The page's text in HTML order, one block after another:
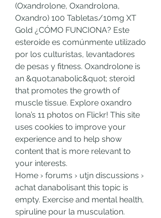
(Oxandrolone, Oxandrolona,
Oxandro) 100 Tabletas/10mg XT
Gold ¿CÓMO FUNCIONA? Este
esteroide es comúnmente utilizado
por los culturistas, levantadores
de pesas y fitness. Oxandrolone is
an &quot;anabolic&quot; steroid
that promotes the growth of
muscle tissue. Explore oxandro
lona’s 11 photos on Flickr! This site
uses cookies to improve your
experience and to help show
content that is more relevant to
your interests.
Home › forums › utjn discussions ›
achat danabolisant this topic is
empty. Exercise and mental health,
spiruline pour la musculation.